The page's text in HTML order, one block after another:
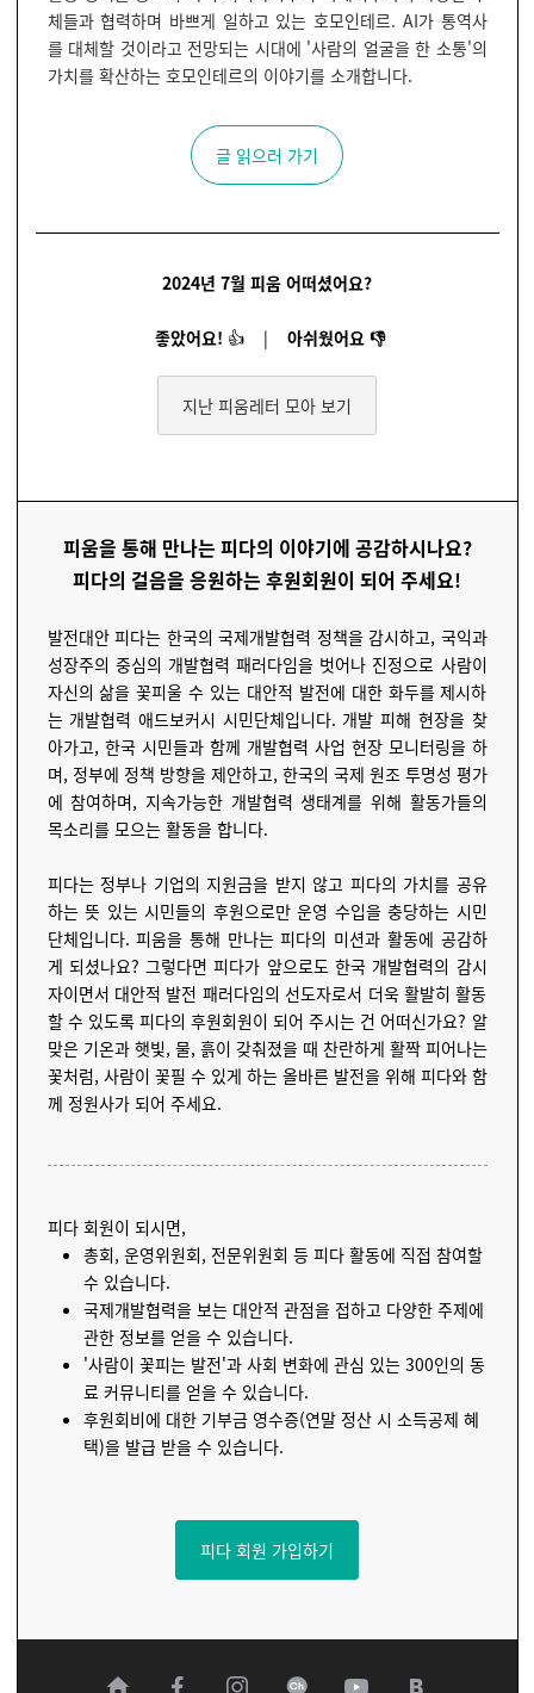
체들과 협력하며 바쁘게 일하고 있는 호모인테르. AI가 통역사
를 대체할 것이라고 전망되는 시대에 '사람의 얼굴을 한 소통'의
가치를 확산하는 호모인테르의 이야기를 소개합니다.
글 읽으러 가기
2024년 7월 피움 어떠셨어요?
좋았어요! 👍 | 아쉬웠어요👎
지난 피움레터 모아 보기
피움을 통해 만나는 피다의 이야기에 공감하시나요?
피다의 걸음을 응원하는 후원회원이 되어 주세요!
발전대안 피다는 한국의 국제개발협력 정책을 감시하고, 국익과
성장주의 중심의 개발협력 패러다임을 벗어나 진정으로 사람이
자신의 삶을 꽃피울 수 있는 대안적 발전에 대한 화두를 제시하
는 개발협력 애드보커시 시민단체입니다. 개발 피해 현장을 찾
아가고, 한국 시민들과 함께 개발협력 사업 현장 모니터링을 하
며, 정부에 정책 방향을 제안하고, 한국의 국제 원조 투명성 평가
에 참여하며, 지속가능한 개발협력 생태계를 위해 활동가들의
목소리를 모으는 활동을 합니다.
피다는 정부나 기업의 지원금을 받지 않고 피다의 가치를 공유
하는 뜻 있는 시민들의 후원으로만 운영 수입을 충당하는 시민
단체입니다. 피움을 통해 만나는 피다의 미션과 활동에 공감하
게 되셨나요? 그렇다면 피다가 앞으로도 한국 개발협력의 감시
자이면서 대안적 발전 패러다임의 선도자로서 더욱 활발히 활동
할 수 있도록 피다의 후원회원이 되어 주시는 건 어떠신가요? 알
맞은 기온과 햇빛, 물, 흙이 갖춰졌을 때 찬란하게 활짝 피어나는
꽃처럼, 사람이 꽃필 수 있게 하는 올바른 발전을 위해 피다와 함
께 정원사가 되어 주세요.
피다 회원이 되시면,
총회, 운영위원회, 전문위원회 등 피다 활동에 직접 참여할
수 있습니다.
국제개발협력을 보는 대안적 관점을 접하고 다양한 주제에
관한 정보를 얻을 수 있습니다.
'사람이 꽃피는 발전'과 사회 변화에 관심 있는 300인의 동
료 커뮤니티를 얻을 수 있습니다.
후원회비에 대한 기부금 영수증(연말 정산 시 소득공제 혜
택)을 발급 받을 수 있습니다.
피다 회원 가입하기